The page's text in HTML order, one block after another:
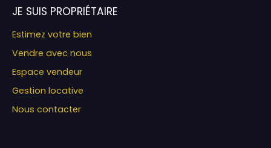
JE SUIS PROPRIÉTAIRE
Estimez votre bien
Vendre avec nous
Espace vendeur
Gestion locative
Nous contacter